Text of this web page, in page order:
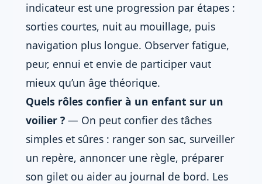
indicateur est une progression par étapes :
sorties courtes, nuit au mouillage, puis
navigation plus longue. Observer fatigue,
peur, ennui et envie de participer vaut
mieux qu’un âge théorique.
Quels rôles confier à un enfant sur un
voilier ? — On peut confier des tâches
simples et sûres : ranger son sac, surveiller
un repère, annoncer une règle, préparer
son gilet ou aider au journal de bord. Les